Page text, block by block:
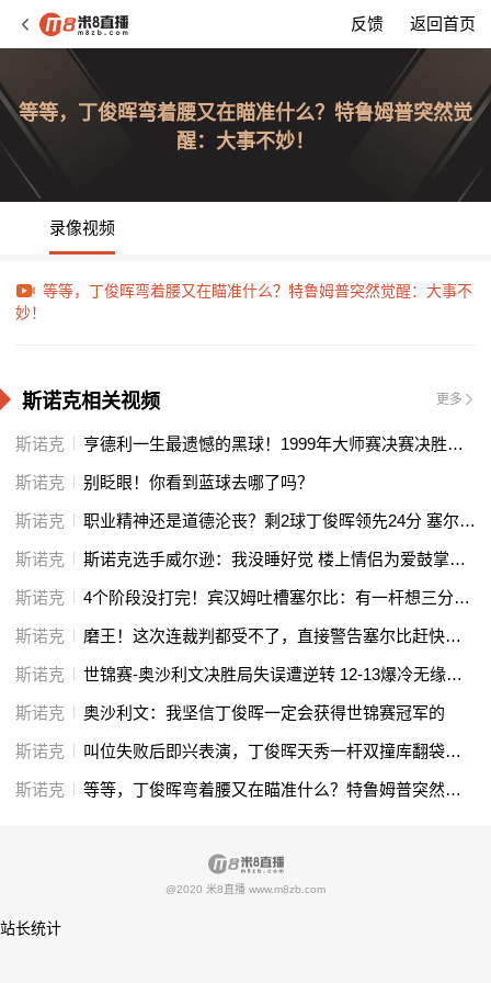
反馈 返回首页
等等，丁俊晖弯着腰又在瞄准什么？特鲁姆普突然觉
醒：大事不妙！
录像视频
等等，丁俊晖弯着腰又在瞄准什么？特鲁姆普突然觉醒：大事不
妙！
斯诺克相关视频 更多
斯诺克 亨德利一生最遗憾的黑球！1999年大师赛决赛决胜局憾负威廉姆斯
斯诺克 别眨眼！你看到蓝球去哪了吗？
斯诺克 职业精神还是道德沦丧？剩2球丁俊晖领先24分 塞尔比“不放弃”
斯诺克 斯诺克选手威尔逊：我没睡好觉 楼上情侣为爱鼓掌半小时
斯诺克 4个阶段没打完！宾汉姆吐槽塞尔比：有一杆想三分钟仅仅是贴球
斯诺克 磨王！这次连裁判都受不了，直接警告塞尔比赶快出杆
斯诺克 世锦赛-奥沙利文决胜局失误遭逆转 12-13爆冷无缘冲击七冠
斯诺克 奥沙利文：我坚信丁俊晖一定会获得世锦赛冠军的
斯诺克 叫位失败后即兴表演，丁俊晖天秀一杆双撞库翻袋，观众彻底看嗨了
斯诺克 等等，丁俊晖弯着腰又在瞄准什么？特鲁姆普突然觉醒：大事不妙！
@2020 米8直播 www.m8zb.com
站长统计